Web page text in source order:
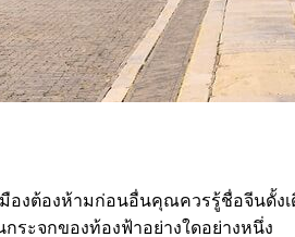
มืองต้องห้ามก่อนอื่นคุณควรรู้ชื่อจีนดั้
ระจกของท้องฟ้าอย่างใดอย่างหนึ่ง